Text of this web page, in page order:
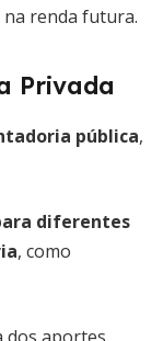
renda futura.
Privada
pública,
diferentes
, como